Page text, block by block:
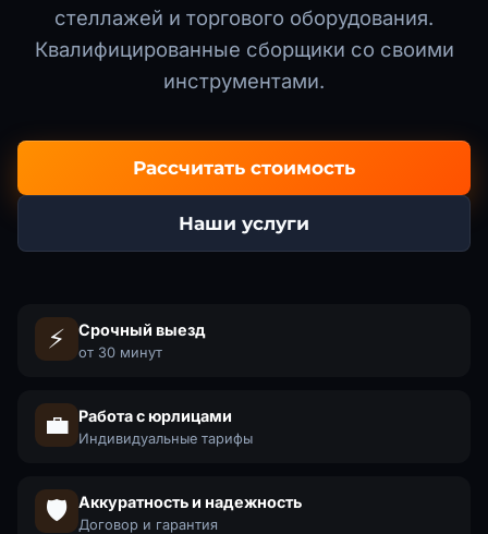
стеллажей и торгового оборудования.
Квалифицированные сборщики со своими
инструментами.
Рассчитать стоимость
Наши услуги
⚡ Срочный выезд
от 30 минут
💼 Работа с юрлицами
Индивидуальные тарифы
🛡️ Аккуратность и надежность
Договор и гарантия